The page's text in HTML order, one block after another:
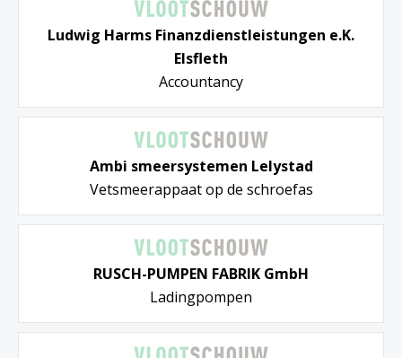
Ludwig Harms Finanzdienstleistungen e.K.
Elsfleth
Accountancy
Ambi smeersystemen Lelystad
Vetsmeerappaat op de schroefas
RUSCH-PUMPEN FABRIK GmbH
Ladingpompen